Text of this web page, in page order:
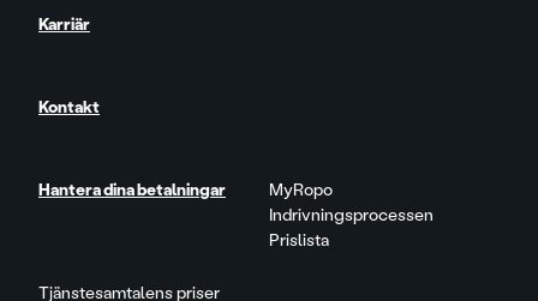
Tjänstesamtalens priser
Karriär
Kontakt
Hantera dina betalningar
MyRopo
Indrivningsprocessen
Prislista